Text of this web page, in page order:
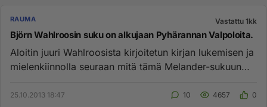
RAUMA Vastattu 1kk
Björn Wahlroosin suku on alkujaan Pyhärannan Valpoloita.
Aloitin juuri Wahlroosista kirjoitetun kirjan lukemisen ja
mielenkiinnolla seuraan mitä tämä Melander-sukuun
25.10.2013 18:47 10 4657 0